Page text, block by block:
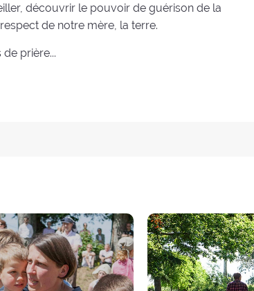
découvrir le pouvoir de guérison de la
de notre mère, la terre.
prière...